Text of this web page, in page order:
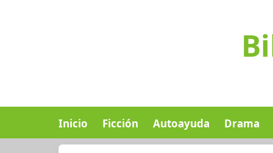
Inicio Ficción Autoayuda Drama